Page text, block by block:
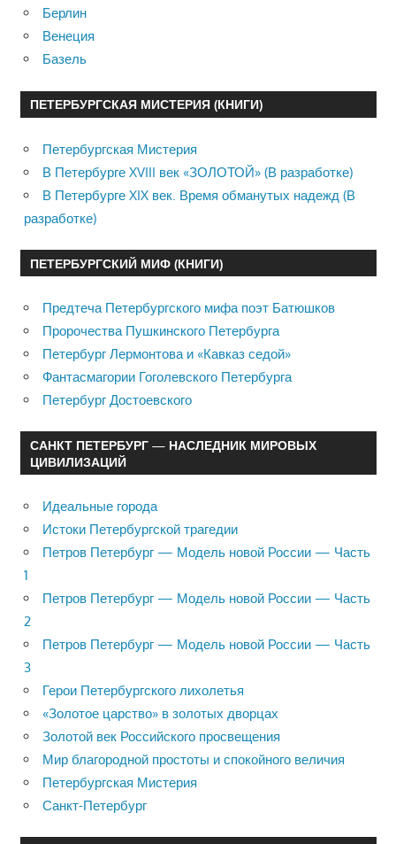
Берлин
Венеция
Базель
ПЕТЕРБУРГСКАЯ МИСТЕРИЯ (КНИГИ)
Петербургская Мистерия
В Петербурге XVIII век «ЗОЛОТОЙ» (В разработке)
В Петербурге XIX век. Время обманутых надежд (В
разработке)
ПЕТЕРБУРГСКИЙ МИФ (КНИГИ)
Предтеча Петербургского мифа поэт Батюшков
Пророчества Пушкинского Петербурга
Петербург Лермонтова и «Кавказ седой»
Фантасмагории Гоголевского Петербурга
Петербург Достоевского
САНКТ ПЕТЕРБУРГ — НАСЛЕДНИК МИРОВЫХ
ЦИВИЛИЗАЦИЙ
Идеальные города
Истоки Петербургской трагедии
Петров Петербург — Модель новой России — Часть
1
Петров Петербург — Модель новой России — Часть
2
Петров Петербург — Модель новой России — Часть
3
Герои Петербургского лихолетья
«Золотое царство» в золотых дворцах
Золотой век Российского просвещения
Мир благородной простоты и спокойного величия
Петербургская Мистерия
Санкт-Петербург